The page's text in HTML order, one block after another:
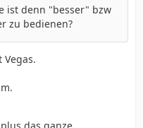
ist denn "besser" bzw
zu bedienen?